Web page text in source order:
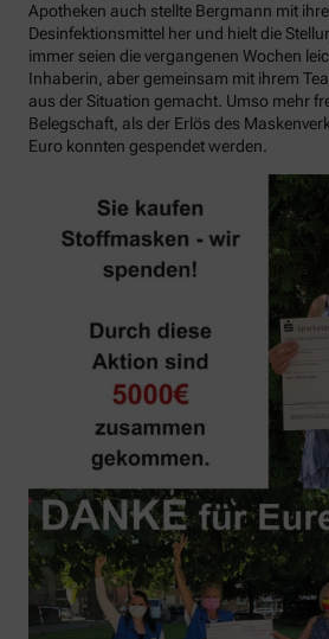
Apotheken auch stellte Bergmann mit
Desinfektionsmittel her und hielt die
immer seien die vergangenen Wochen
Inhaberin, aber gemeinsam mit ihrem
aus der Situation gemacht. Umso mehr
Belegschaft, als der Erlös des
Euro konnten gespendet werden.